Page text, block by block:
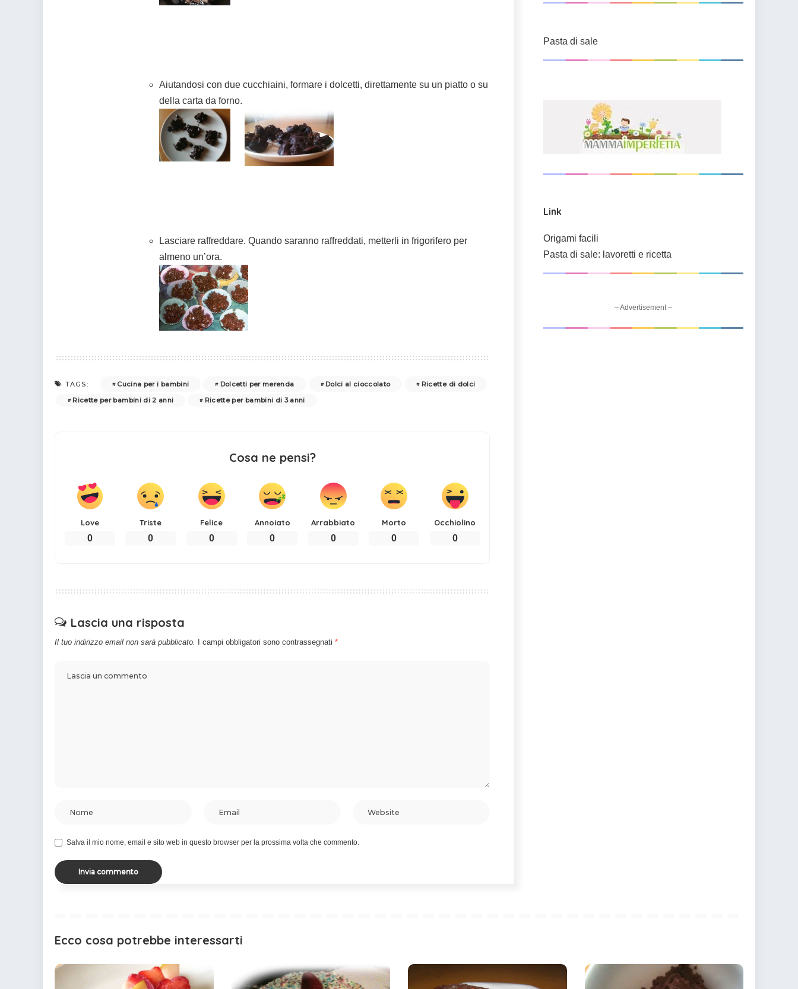
Aiutandosi con due cucchiaini, formare i dolcetti, direttamente su un piatto o su
della carta da forno.
Lasciare raffreddare. Quando saranno raffreddati, metterli in frigorifero per
almeno un’ora.
TAGS: Cucina per i bambini Dolcetti per merenda Dolci al cioccolato
Ricette di dolci
Ricette per bambini di 2 anni
Ricette per bambini di 3 anni
Cosa ne pensi?
Love
0
Triste
0
Felice
0
Annoiato
0
Arrabbiato
0
Morto
0
Occhiolino
0
Lascia una risposta
Il tuo indirizzo email non sarà pubblicato. I campi obbligatori sono contrassegnati *
Salva il mio nome, email e sito web in questo browser per la prossima volta che commento.
Pasta di sale
Link
Origami facili
Pasta di sale: lavoretti e ricetta
– Advertisement –
Ecco cosa potrebbe interessarti